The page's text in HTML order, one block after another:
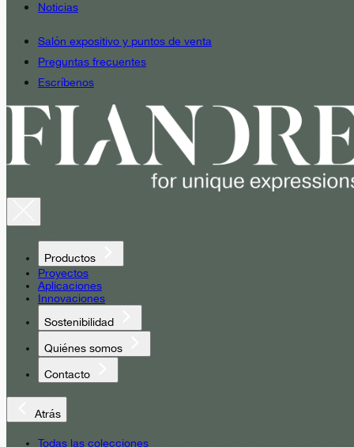
Noticias
Salón expositivo y puntos de venta
Preguntas frecuentes
Escríbenos
Productos
Proyectos
Aplicaciones
Innovaciones
Sostenibilidad
Quiénes somos
Contacto
Atrás
Todas las colecciones